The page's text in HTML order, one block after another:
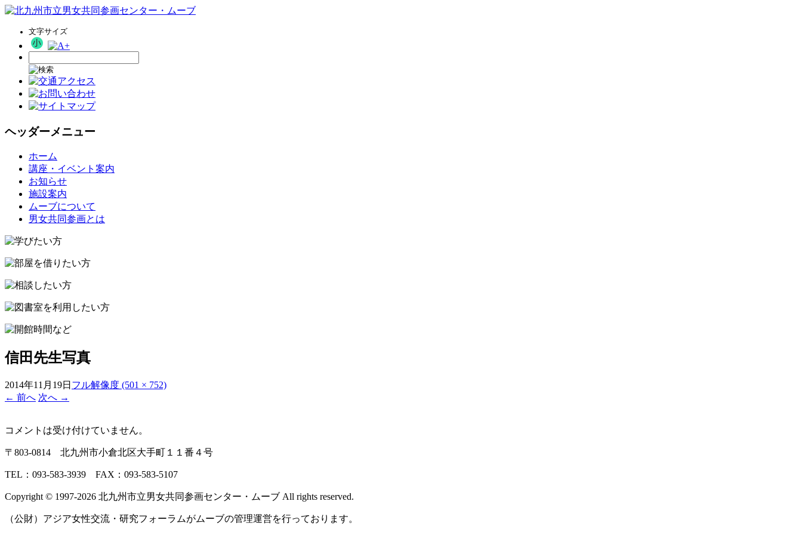
文字サイズ
ヘッダーメニュー
キ
ッ
プ
ホーム
講座・イベント案内
お知らせ
施設案内
ムーブについて
男女共同参画とは
信田先生写真
2014年11月19日 フル解像度 (501 × 752)
← 前へ 次へ →
コメントは受け付けていません。
〒803‐0814 北九州市小倉北区大手町１１番４号
TEL：093‐583‐3939 FAX：093‐583‐5107
Copyright © 1997‐2026 北九州市立男女共同参画センター・ムーブ All rights reserved.
（公財）アジア女性交流・研究フォーラムがムーブの管理運営を行っております。